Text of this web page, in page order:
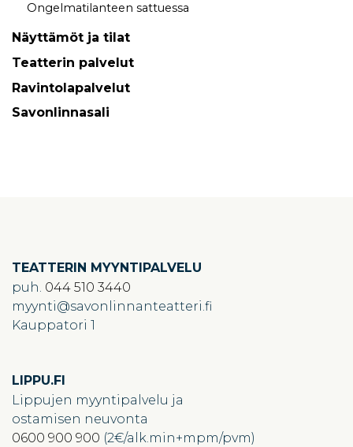
Ongelmatilanteen sattuessa
Näyttämöt ja tilat
Teatterin palvelut
Ravintolapalvelut
Savonlinnasali
TEATTERIN MYYNTIPALVELU
puh. 044 510 3440
myynti
savonlinnanteatteri.fi
Kauppatori 1
LIPPU.FI
Lippujen myyntipalvelu ja
ostamisen neuvonta
0600 900 900 (2€/alk.min+mpm/pvm)